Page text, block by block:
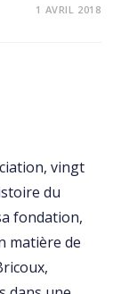
1 AVRIL 2018
vingt
du
fondation,
matière de